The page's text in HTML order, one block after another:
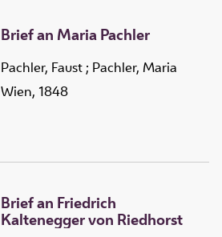
Brief an Maria Pachler
Pachler, Faust ; Pachler, Maria
Wien, 1848
Brief an Friedrich
Kaltenegger von Riedhorst